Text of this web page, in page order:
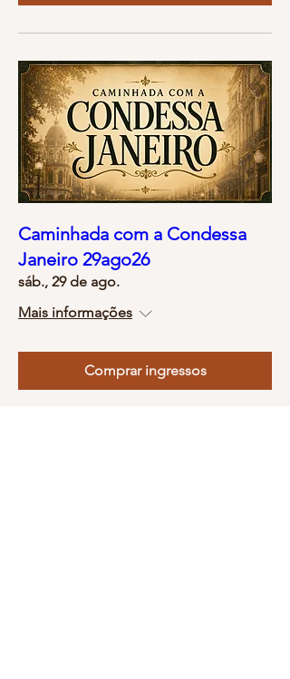
Caminhada com a Condessa
Janeiro 29ago26
sáb., 29 de ago.
Mais informações
Comprar ingressos